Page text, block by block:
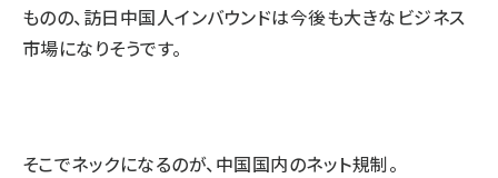
ものの、訪日中国人インバウンドは今後も大きなビジネス
市場になりそうです。
そこでネックになるのが、中国国内のネット規制。